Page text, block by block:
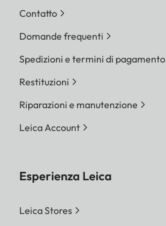
Contatto
Domande frequenti
Spedizioni e termini di pagamento
Restituzioni
Riparazioni e manutenzione
Leica Account
Esperienza Leica
Leica Stores